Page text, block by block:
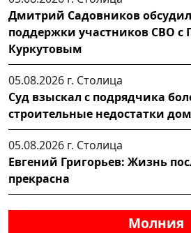
Дмитрий Садовников
поддержки участников СВО с
Куркутовым
05.08.2026 г. Столица
Суд взыскал с подрядчика
строительные недостатки
05.08.2026 г. Столица
Евгений Григорьев: Жизнь
прекрасна
Молния